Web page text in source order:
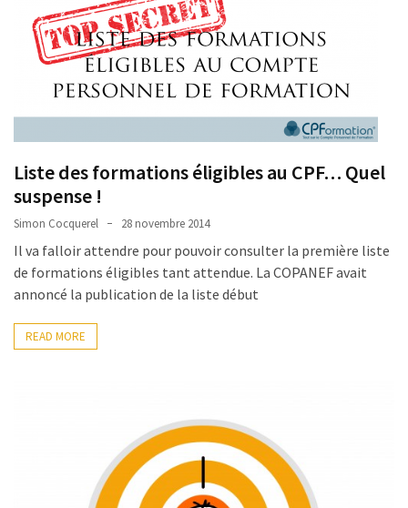
Liste des formations éligibles au CPF… Quel
suspense !
Simon Cocquerel 28 novembre 2014
Il va falloir attendre pour pouvoir consulter la première liste
de formations éligibles tant attendue. La COPANEF avait
annoncé la publication de la liste début
READ MORE